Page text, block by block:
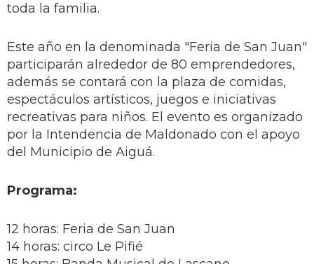
toda la familia.
Este año en la denominada "Feria de San Juan"
participarán alrededor de 80 emprendedores,
además se contará con la plaza de comidas,
espectáculos artísticos, juegos e iniciativas
recreativas para niños. El evento es organizado
por la Intendencia de Maldonado con el apoyo
del Municipio de Aiguá.
Programa:
12 horas: Feria de San Juan
14 horas: circo Le Pifié